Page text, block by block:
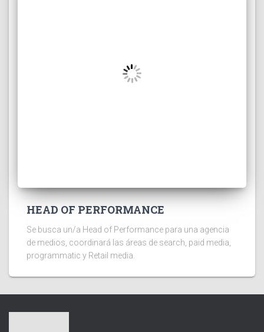
HEAD OF PERFORMANCE
Se busca un/a Head of Performance para una agencia
de medios, coordinará las áreas de search, paid media,
programmatic y Retail media.